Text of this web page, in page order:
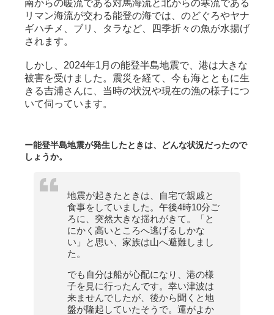
南からの暖流である対馬海流と北からの寒流である
リマン海流が交わる能登の海では、のどぐろやヤナ
ギハチメ、ブリ、タラなど、四季折々の魚が水揚げ
されます。
しかし、2024年1月の能登半島地震で、港は大きな
被害を受けました。震災を経て、今も海とともに生
きる吉浦さんに、当時の状況や現在の漁の様子につ
いて伺っています。
ー能登半島地震が発生したときは、どんな状況だったので
しょうか。
地震が起きたときは、自宅で親戚と
食事をしていました。午後4時10分ご
ろに、突然大きな揺れがきて。「と
にかく高いところへ逃げるしかな
い」と思い、家族は山へ避難しまし
た。
でも自分は船が心配になり、港の様
子を見に行ったんです。幸い津波は
来ませんでしたが、後から聞くと地
盤が隆起していたそうで。運がよか